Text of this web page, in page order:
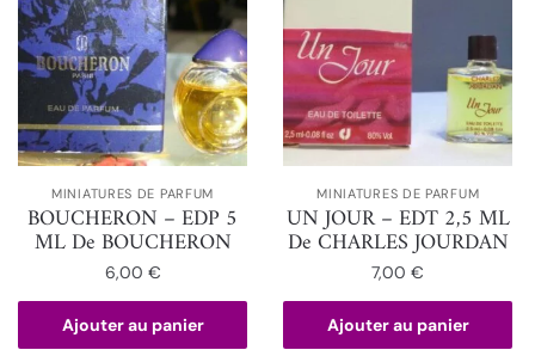
MINIATURES DE PARFUM
BOUCHERON – EDP 5
ML De BOUCHERON
6,00 €
Ajouter au panier
MINIATURES DE PARFUM
UN JOUR – EDT 2,5 ML
De CHARLES JOURDAN
7,00€
Ajouter au panier